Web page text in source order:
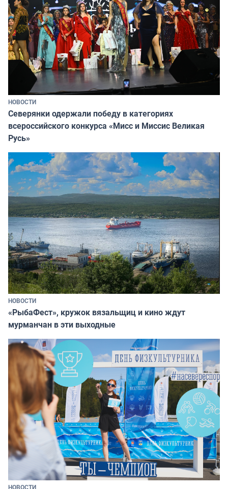
НОВОСТИ
Северянки одержали победу в категориях
всероссийского конкурса «Мисс и Миссис Великая
Русь»
НОВОСТИ
«РыбаФест», кружок вязальщиц и кино ждут
мурманчан в эти выходные
НОВОСТИ